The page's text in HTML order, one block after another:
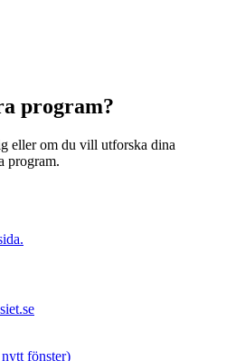
program?
eller om du vill utforska dina
program.
fönster)